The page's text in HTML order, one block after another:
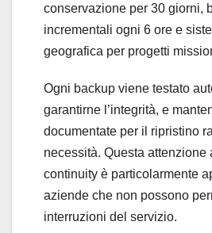
conservazione per 30 giorni,
incrementali ogni 6 ore e
geografica per progetti
Ogni backup viene testato
garantirne l’integrità, e
documentate per il ripristino
necessità. Questa attenzione
continuity è particolarmente
aziende che non possono
interruzioni del servizio.